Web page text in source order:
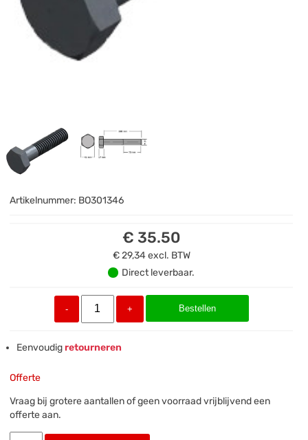
Artikelnummer: BO301346
€ 35.50
€ 29,34 excl. BTW
Direct leverbaar.
- + Bestellen
Eenvoudigretourneren
Offerte
Vraag bij grotere aantallen of geen voorraad vrijblijvend een
offerte aan.